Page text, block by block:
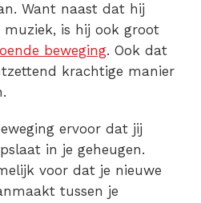
Want naast dat hij
is hij ook groot
beweging. Ook dat
krachtige manier
ervoor dat jij
in je geheugen.
voor dat je nieuwe
tussen je